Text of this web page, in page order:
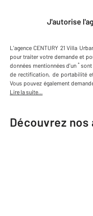
J'autorise
L'agence CENTURY 21 Villa
pour traiter votre demande et
données mentionnées d'un * sont
de rectification, de portabilité
Vous pouvez également
Lire la suite...
Découvrez